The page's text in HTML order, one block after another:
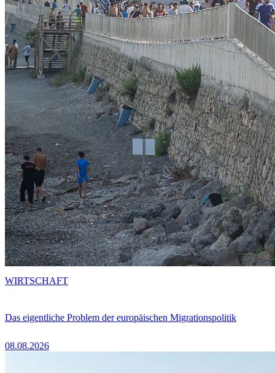
Das eigentliche Problem der europäischen Migrationspolitik
08.08.2026
WIRTSCHAFT